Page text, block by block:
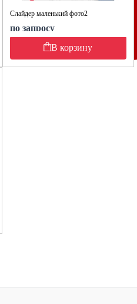
Слайдер маленький фото2
по запросу
В корзину